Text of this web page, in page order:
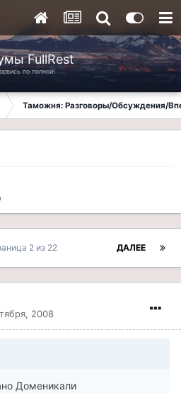
FullRest
по полной!
Таможня: Разговоры/Обсуждения/
ДАЛЕЕ
2 из 22
2008
Доменикали